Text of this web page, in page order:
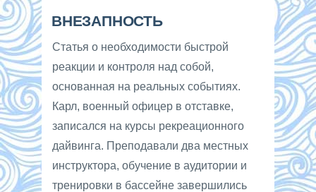
ВНЕЗАПНОСТЬ
Статья о необходимости быстрой
реакции и контроля над собой,
основанная на реальных событиях.
Карл, военный офицер в отставке,
записался на курсы рекреационного
дайвинга. Преподавали два местных
инструктора, обучение в аудитории и
тренировки в бассейне завершились